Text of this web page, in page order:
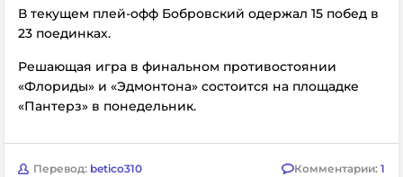
В текущем плей-офф Бобровский одержал 15 побед в
23 поединках.
Решающая игра в финальном противостоянии
«Флориды» и «Эдмонтона» состоится на площадке
«Пантерз» в понедельник.
Перевод: betico310 Комментарии: 1